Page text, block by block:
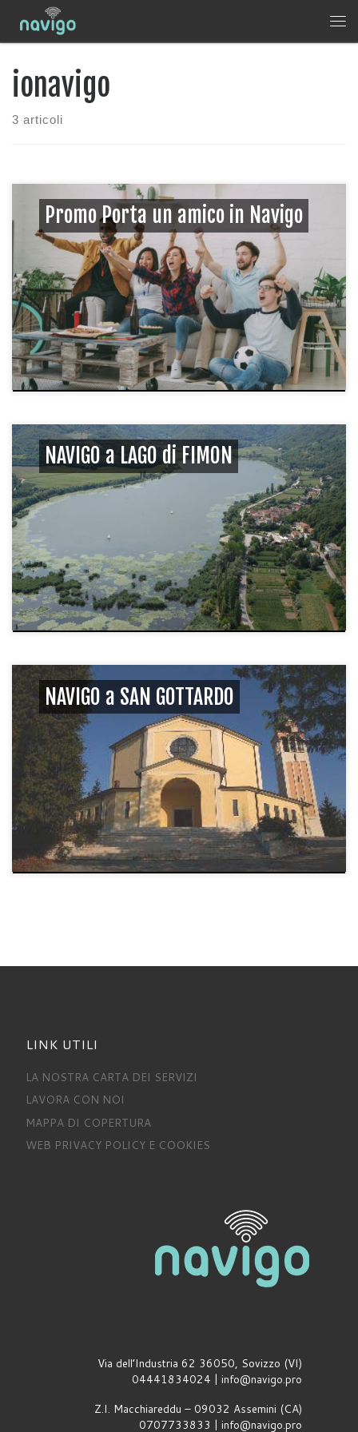
Skip to content
ionavigo
3 articoli
Promo Porta un amico in Navigo
NAVIGO a LAGO di FIMON
NAVIGO a SAN GOTTARDO
LINK UTILI
LA NOSTRA CARTA DEI SERVIZI
LAVORA CON NOI
MAPPA DI COPERTURA
WEB PRIVACY POLICY E COOKIES
Via dell’Industria 62 36050, Sovizzo (VI)
04441834024 | info@navigo.pro
Z.I. Macchiareddu – 09032 Assemini (CA)
0707733833 | info@navigo.pro